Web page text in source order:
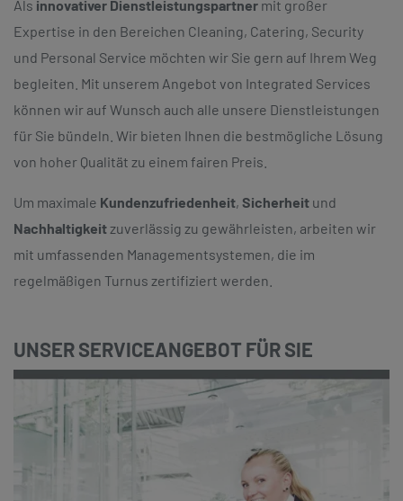
Als innovativer Dienstleistungspartner mit großer
Expertise in den Bereichen Cleaning, Catering, Security
und Personal Service möchten wir Sie gern auf Ihrem Weg
begleiten. Mit unserem Angebot von Integrated Services
können wir auf Wunsch auch alle unsere Dienstleistungen
für Sie bündeln. Wir bieten Ihnen die bestmögliche Lösung
von hoher Qualität zu einem fairen Preis.
Um maximale Kundenzufriedenheit, Sicherheit und
Nachhaltigkeitzuverlässig zu gewährleisten, arbeiten wir
mit umfassenden Managementsystemen, die im
regelmäßigen Turnus zertifiziert werden.
UNSER SERVICEANGEBOT FÜR SIE